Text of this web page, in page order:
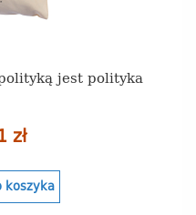
jest polityka
zł
koszyka